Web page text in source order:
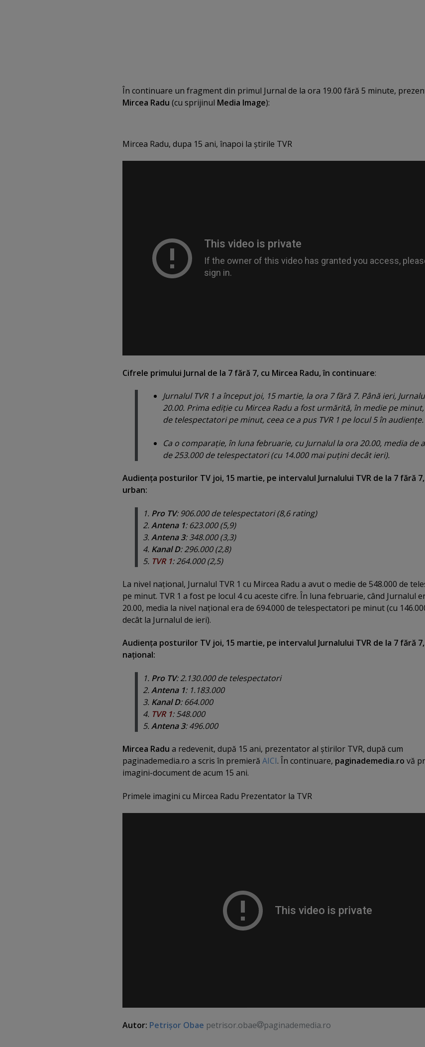
În continuare un fragment din primul Jurnal de la ora 19.00 fără 5 minute,
Mircea Radu (cu sprijinul Media Image):
Mircea Radu, dupa 15 ani, înapoi la ştirile TVR
Cifrele primului Jurnal de la 7 fără 7, cu Mircea Radu, în continuare:
Jurnalul TVR 1 a început joi, 15 martie, la ora 7 fără 7. Până ieri,
20.00. Prima ediţie cu Mircea Radu a fost urmărită, în medie pe minut,
de telespectatori pe minut, ceea ce a pus TVR 1 pe locul 5 în audienţe.
Ca o comparaţie, în luna februarie, cu Jurnalul la ora 20.00, media de
de 253.000 de telespectatori (cu 14.000 mai puţini decât ieri).
Audienţa posturilor TV joi, 15 martie, pe intervalul Jurnalului TVR de la 7 fără
urban:
1. Pro TV: 906.000 de telespectatori (8,6 rating)
2. Antena 1: 623.000 (5,9)
3. Antena 3: 348.000 (3,3)
4. Kanal D: 296.000 (2,8)
5. TVR 1: 264.000 (2,5)
La nivel naţional, Jurnalul TVR 1 cu Mircea Radu a avut o medie de 548.000 de
pe minut. TVR 1 a fost pe locul 4 cu aceste cifre. În luna februarie, când Jurnalul
20.00, media la nivel naţional era de 694.000 de telespectatori pe minut (cu
decât la Jurnalul de ieri).
Audienţa posturilor TV joi, 15 martie, pe intervalul Jurnalului TVR de la 7 fără
naţional:
1. Pro TV: 2.130.000 de telespectatori
2. Antena 1: 1.183.000
3. Kanal D: 664.000
4. TVR 1: 548.000
5. Antena 3: 496.000
Mircea Radu a redevenit, după 15 ani, prezentator al ştirilor TVR, după cum
paginademedia.ro a scris în premieră AICI. În continuare, paginademedia.ro vă
imagini-document de acum 15 ani.
Primele imagini cu Mircea Radu Prezentator la TVR
Autor: Petrişor Obae petrisor.obae paginademedia.ro